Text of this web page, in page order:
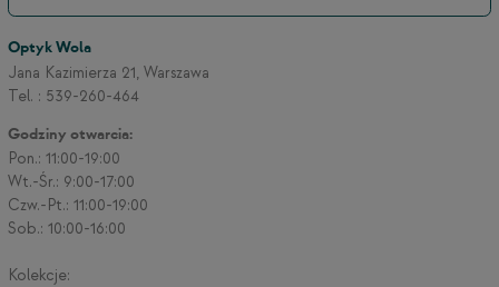
Optyk Wola
Jana Kazimierza 21, Warszawa
Tel. : 539-260-464
Godziny otwarcia:
Pon.: 11:00-19:00
Wt.-Śr.: 9:00-17:00
Czw.-Pt.: 11:00-19:00
Sob.: 10:00-16:00
Kolekcje: